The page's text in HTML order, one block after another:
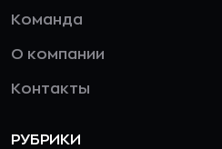
Команда
О компании
Контакты
РУБРИКИ